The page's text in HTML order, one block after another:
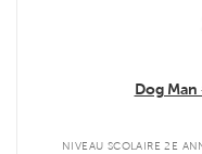
Dog
NIVEAU SCOLAIRE 2E